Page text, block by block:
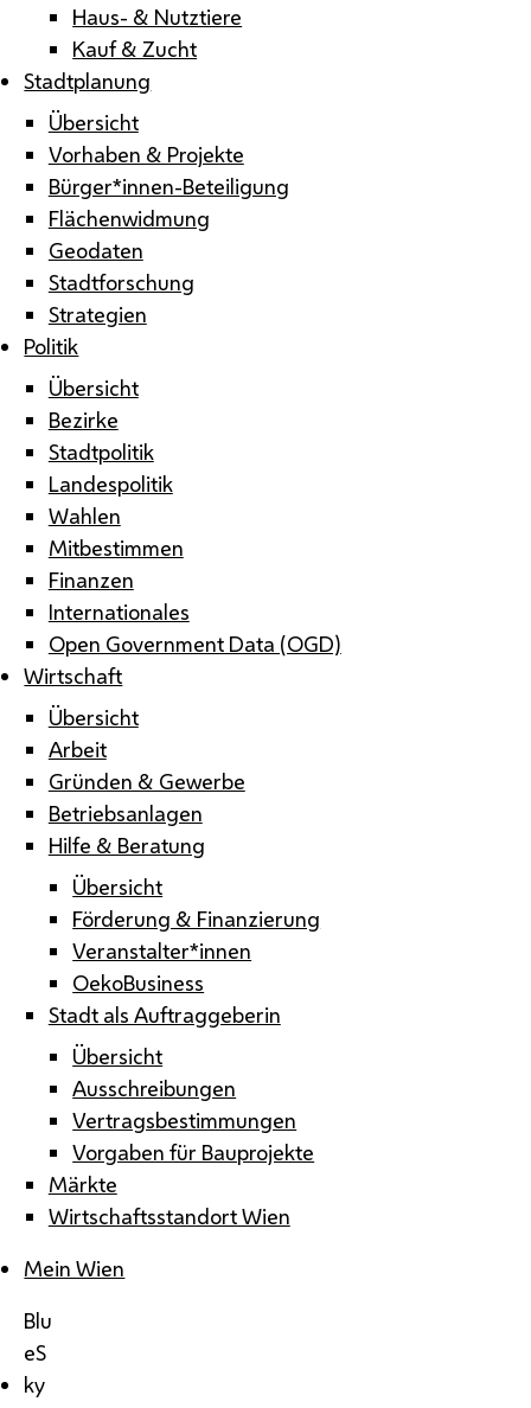
Haus- & Nutztiere
Kauf & Zucht
Stadtplanung
Übersicht
Vorhaben & Projekte
Bürger*innen-Beteiligung
Flächenwidmung
Geodaten
Stadtforschung
Strategien
Politik
Übersicht
Bezirke
Stadtpolitik
Landespolitik
Wahlen
Mitbestimmen
Finanzen
Internationales
Open Government Data (OGD)
Wirtschaft
Übersicht
Arbeit
Gründen & Gewerbe
Betriebsanlagen
Hilfe & Beratung
Übersicht
Förderung & Finanzierung
Veranstalter*innen
OekoBusiness
Stadt als Auftraggeberin
Übersicht
Ausschreibungen
Vertragsbestimmungen
Vorgaben für Bauprojekte
Märkte
Wirtschaftsstandort Wien
Mein Wien
Blu
eS
ky